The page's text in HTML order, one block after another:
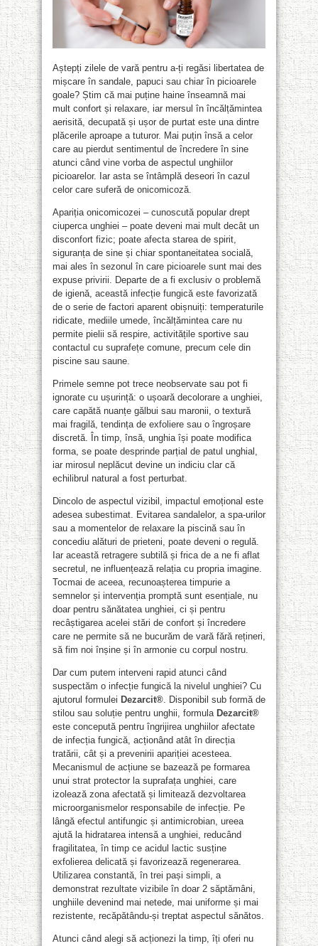
Aștepți zilele de vară pentru a-ți regăsi libertatea de
mișcare în sandale, papuci sau chiar în picioarele
goale? Știm că mai puține haine înseamnă mai
mult confort și relaxare, iar mersul în încălțămintea
aerisită, decupată și ușor de purtat este una dintre
plăcerile aproape a tuturor. Mai puțin însă a celor
care au pierdut sentimentul de încredere în sine
atunci când vine vorba de aspectul unghiilor
picioarelor. Iar asta se întâmplă deseori în cazul
celor care suferă de onicomicoză.
Apariția onicomicozei – cunoscută popular drept
ciuperca unghiei – poate deveni mai mult decât un
disconfort fizic; poate afecta starea de spirit,
siguranța de sine și chiar spontaneitatea socială,
mai ales în sezonul în care picioarele sunt mai des
expuse privirii. Departe de a fi exclusiv o problemă
de igienă, această infecție fungică este favorizată
de o serie de factori aparent obișnuiți: temperaturile
ridicate, mediile umede, încălțămintea care nu
permite pielii să respire, activitățile sportive sau
contactul cu suprafețe comune, precum cele din
piscine sau saune.
Primele semne pot trece neobservate sau pot fi
ignorate cu ușurință: o ușoară decolorare a unghiei,
care capătă nuanțe gălbui sau maronii, o textură
mai fragilă, tendința de exfoliere sau o îngroșare
discretă. În timp, însă, unghia își poate modifica
forma, se poate desprinde parțial de patul unghial,
iar mirosul neplăcut devine un indiciu clar că
echilibrul natural a fost perturbat.
Dincolo de aspectul vizibil, impactul emoțional este
adesea subestimat. Evitarea sandalelor, a spa-urilor
sau a momentelor de relaxare la piscină sau în
concediu alături de prieteni, poate deveni o regulă.
Iar această retragere subtilă și frica de a ne fi aflat
secretul, ne influențează relația cu propria imagine.
Tocmai de aceea, recunoașterea timpurie a
semnelor și intervenția promptă sunt esențiale, nu
doar pentru sănătatea unghiei, ci și pentru
recâștigarea acelei stări de confort și încredere
care ne permite să ne bucurăm de vară fără rețineri,
să fim noi înșine și în armonie cu corpul nostru.
Dar cum putem interveni rapid atunci când
suspectăm o infecție fungică la nivelul unghiei? Cu
ajutorul formulei Dezarcit®. Disponibil sub formă de
stilou sau soluție pentru unghii, formula Dezarcit®
este concepută pentru îngrijirea unghiilor afectate
de infecția fungică, acționând atât în direcția
tratării, cât și a prevenirii apariției acesteea.
Mecanismul de acțiune se bazează pe formarea
unui strat protector la suprafața unghiei, care
izolează zona afectată și limitează dezvoltarea
microorganismelor responsabile de infecție. Pe
lângă efectul antifungic și antimicrobian, ureea
ajută la hidratarea intensă a unghiei, reducând
fragilitatea, în timp ce acidul lactic susține
exfolierea delicată și favorizează regenerarea.
Utilizarea constantă, în trei pași simpli, a
demonstrat rezultate vizibile în doar 2 săptămâni,
unghiile devenind mai netede, mai uniforme și mai
rezistente, recăpătându-și treptat aspectul sănătos.
Atunci când alegi să acționezi la timp, îți oferi nu